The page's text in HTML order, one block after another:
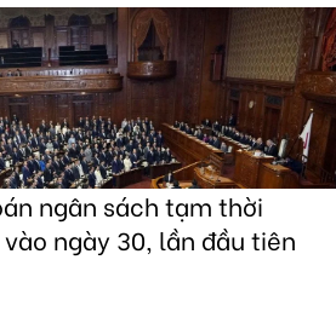
ngân sách tạm thời
ngày 30, lần đầu tiên